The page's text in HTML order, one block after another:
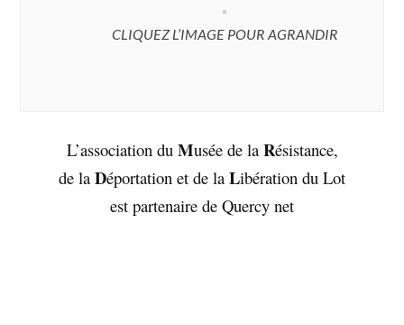
CLIQUEZ L’IMAGE POUR AGRANDIR
L’association du Musée de la Résistance,
de la Déportation et de la Libération du Lot
est partenaire de Quercy net